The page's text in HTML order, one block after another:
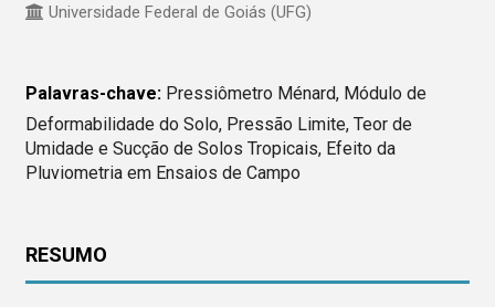
Universidade Federal de Goiás (UFG)
Palavras-chave: Pressiômetro Ménard, Módulo de
Deformabilidade do Solo, Pressão Limite, Teor de
Umidade e Sucção de Solos Tropicais, Efeito da
Pluviometria em Ensaios de Campo
RESUMO